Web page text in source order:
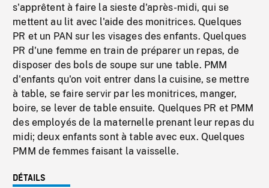
s'apprêtent à faire la sieste d'après-midi, qui se
mettent au lit avec l'aide des monitrices. Quelques
PR et un PAN sur les visages des enfants. Quelques
PR d'une femme en train de préparer un repas, de
disposer des bols de soupe sur une table. PMM
d'enfants qu'on voit entrer dans la cuisine, se mettre
à table, se faire servir par les monitrices, manger,
boire, se lever de table ensuite. Quelques PR et PMM
des employés de la maternelle prenant leur repas du
midi; deux enfants sont à table avec eux. Quelques
PMM de femmes faisant la vaisselle.
DÉTAILS